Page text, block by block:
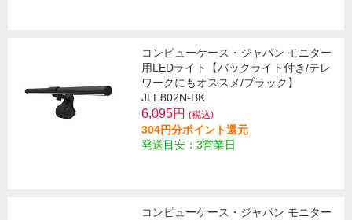
コンピューケース・ジャパン モニター
用LEDライト【バックライト付き/テレ
ワークにもオススメ/ブラック】
JLE802N-BK
6,095円 (税込)
304円分ポイント還元
発送目安：3営業日
コンピューケース・ジャパン モニター